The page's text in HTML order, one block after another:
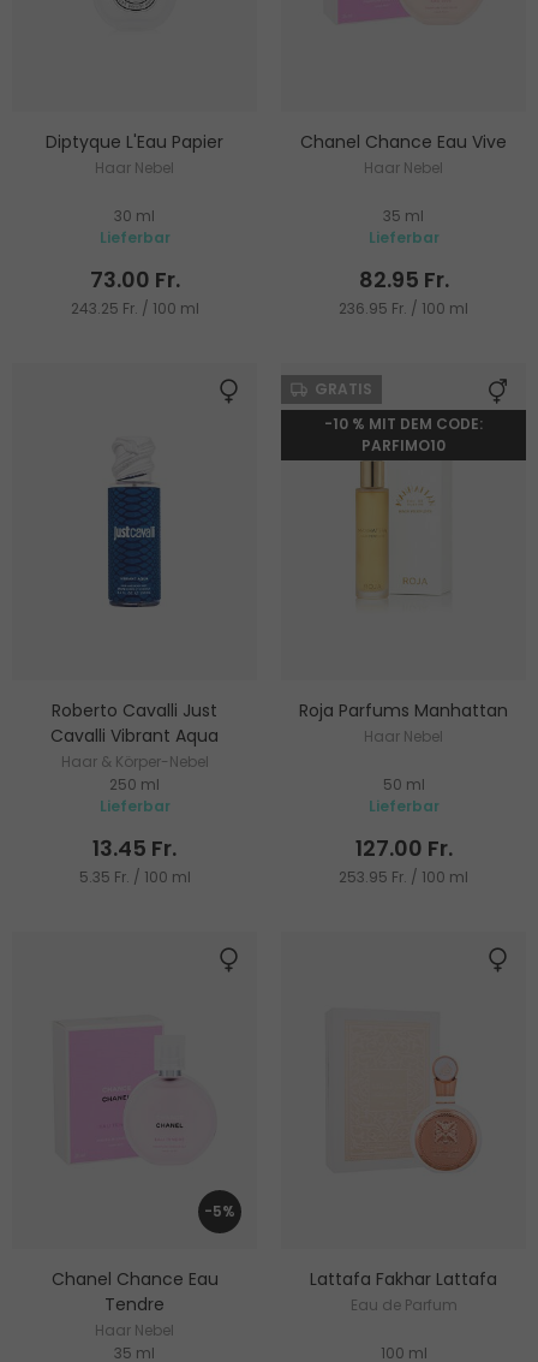
Diptyque L'Eau Papier
Haar Nebel
30 ml
Lieferbar
73.00 Fr.
243.25 Fr. / 100 ml
Chanel Chance Eau Vive
Haar Nebel
35 ml
Lieferbar
82.95 Fr.
236.95 Fr. / 100 ml
Roberto Cavalli Just
Cavalli Vibrant Aqua
Haar & Körper-Nebel
250 ml
Lieferbar
13.45 Fr.
5.35 Fr. / 100 ml
GRATIS
-10 % MIT DEM CODE:
PARFIMO10
Roja Parfums Manhattan
Haar Nebel
50 ml
Lieferbar
127.00 Fr.
253.95 Fr. / 100 ml
-5%
Chanel Chance Eau
Tendre
Haar Nebel
35 ml
Lattafa Fakhar Lattafa
Eau de Parfum
100 ml